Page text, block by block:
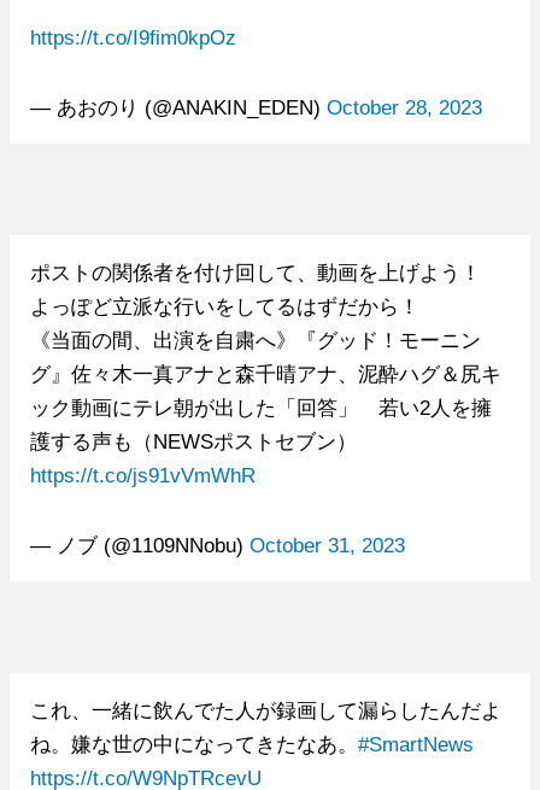
https://t.co/I9fim0kpOz
— あおのり (@ANAKIN_EDEN) October 28, 2023
ポストの関係者を付け回して、動画を上げよう！
よっぽど立派な行いをしてるはずだから！
《当面の間、出演を自粛へ》『グッド！モーニン
グ』佐々木一真アナと森千晴アナ、泥酔ハグ＆尻キ
ック動画にテレ朝が出した「回答」 若い2人を擁
護する声も（NEWSポストセブン）
https://t.co/js91vVmWhR
— ノブ (@1109NNobu) October 31, 2023
これ、一緒に飲んでた人が録画して漏らしたんだよ
ね。嫌な世の中になってきたなあ。 #SmartNews
https://t.co/W9NpTRcevU